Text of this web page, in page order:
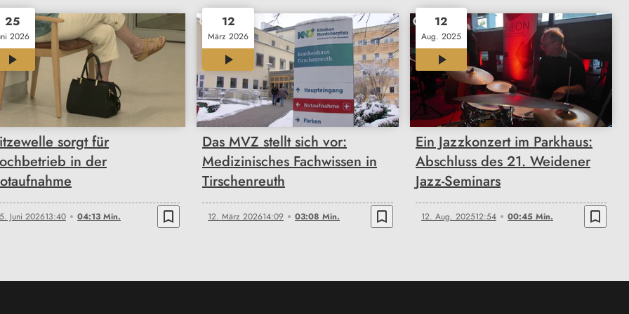
25
2026
04:13
sorgt für
in der
Juni 202613:40 04:13 Min. bookmark_border
12
März 2026
03:08
Das MVZ stellt sich vor:
Medizinisches Fachwissen in
Tirschenreuth
12. März 202614:09 03:08 Min. bookmark_border
12
Aug. 2025
00:45
Ein Jazzkonzert im Parkhaus:
Abschluss des 21. Weidener
Jazz-Seminars
12. Aug. 202512:54 00:45 Min. bookmark_border